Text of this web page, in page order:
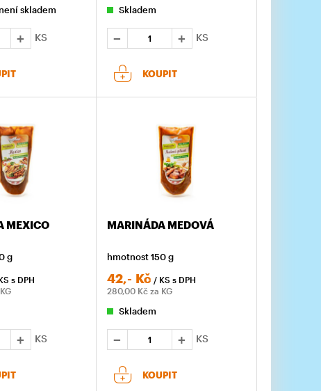
skladem
KS
Skladem
KS
KOUPIT
MEXICO
g
s DPH
KS
MARINÁDA MEDOVÁ
hmotnost 150 g
42,- Kč / KS s DPH
280,00Kč za KG
Skladem
KS
KOUPIT